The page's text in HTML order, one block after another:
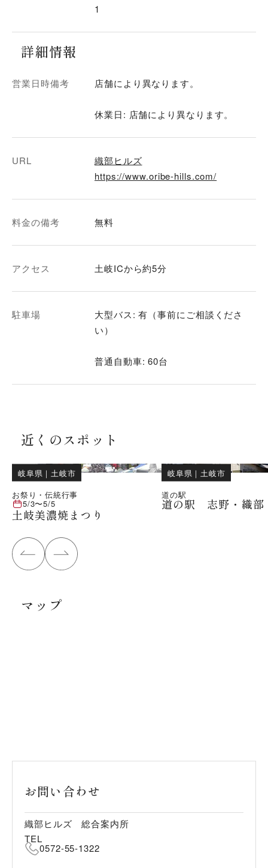
1
詳細情報
営業日時備考 店舗により異なります。
休業日: 店舗により異なります。
URL
織部ヒルズ
https://www.oribe-hills.com/
料金の備考 無料
アクセス 土岐ICから約5分
駐車場
大型バス: 有（事前にご相談くださ
い）
普通自動車: 60台
近くのスポット
岐阜県 ｜ 土岐市
お祭り・伝統行事
5/3〜5/5
土岐美濃焼まつり
岐阜県 ｜ 土岐市
道の駅
道の駅 志野・織部
マップ
お問い合わせ
織部ヒルズ 総合案内所
TEL
0572-55-1322